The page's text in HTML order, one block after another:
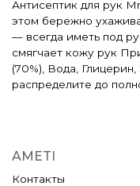
Антисептик для рук
этом бережно
— всегда иметь под
смягчает кожу рук
(70%), Вода,
распределите до
AMETI
Контакты